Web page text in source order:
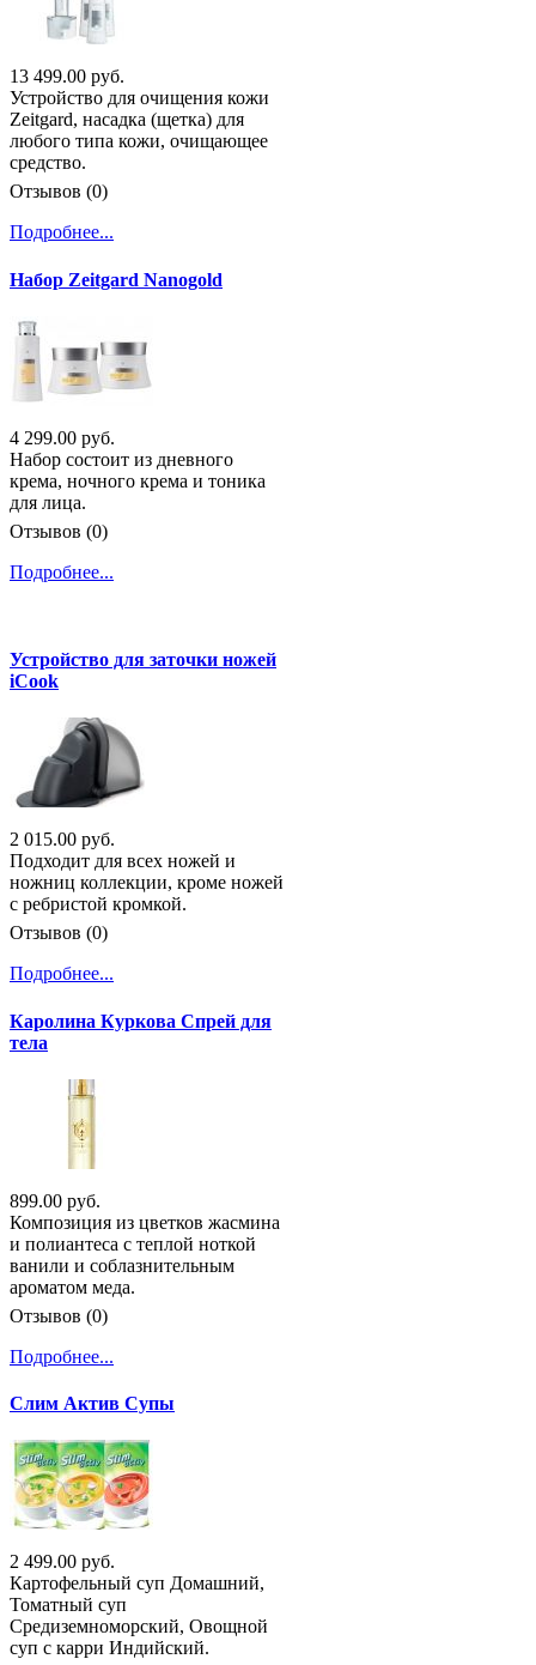
13 499.00 руб.
Устройство для очищения кожи
Zeitgard, насадка (щетка) для
любого типа кожи, очищающее
средство.
Отзывов (0)
Подробнее...
Набор Zeitgard Nanogold
4 299.00 руб.
Набор состоит из дневного
крема, ночного крема и тоника
для лица.
Отзывов (0)
Подробнее...
Устройство для заточки ножей
iCook
2 015.00 руб.
Подходит для всех ножей и
ножниц коллекции, кроме ножей
с ребристой кромкой.
Отзывов (0)
Подробнее...
Каролина Куркова Спрей для
тела
899.00 руб.
Композиция из цветков жасмина
и полиантеса с теплой ноткой
ванили и соблазнительным
ароматом меда.
Отзывов (0)
Подробнее...
Слим Актив Супы
2 499.00 руб.
Картофельный суп Домашний,
Томатный суп
Средиземноморский, Овощной
суп с карри Индийский.